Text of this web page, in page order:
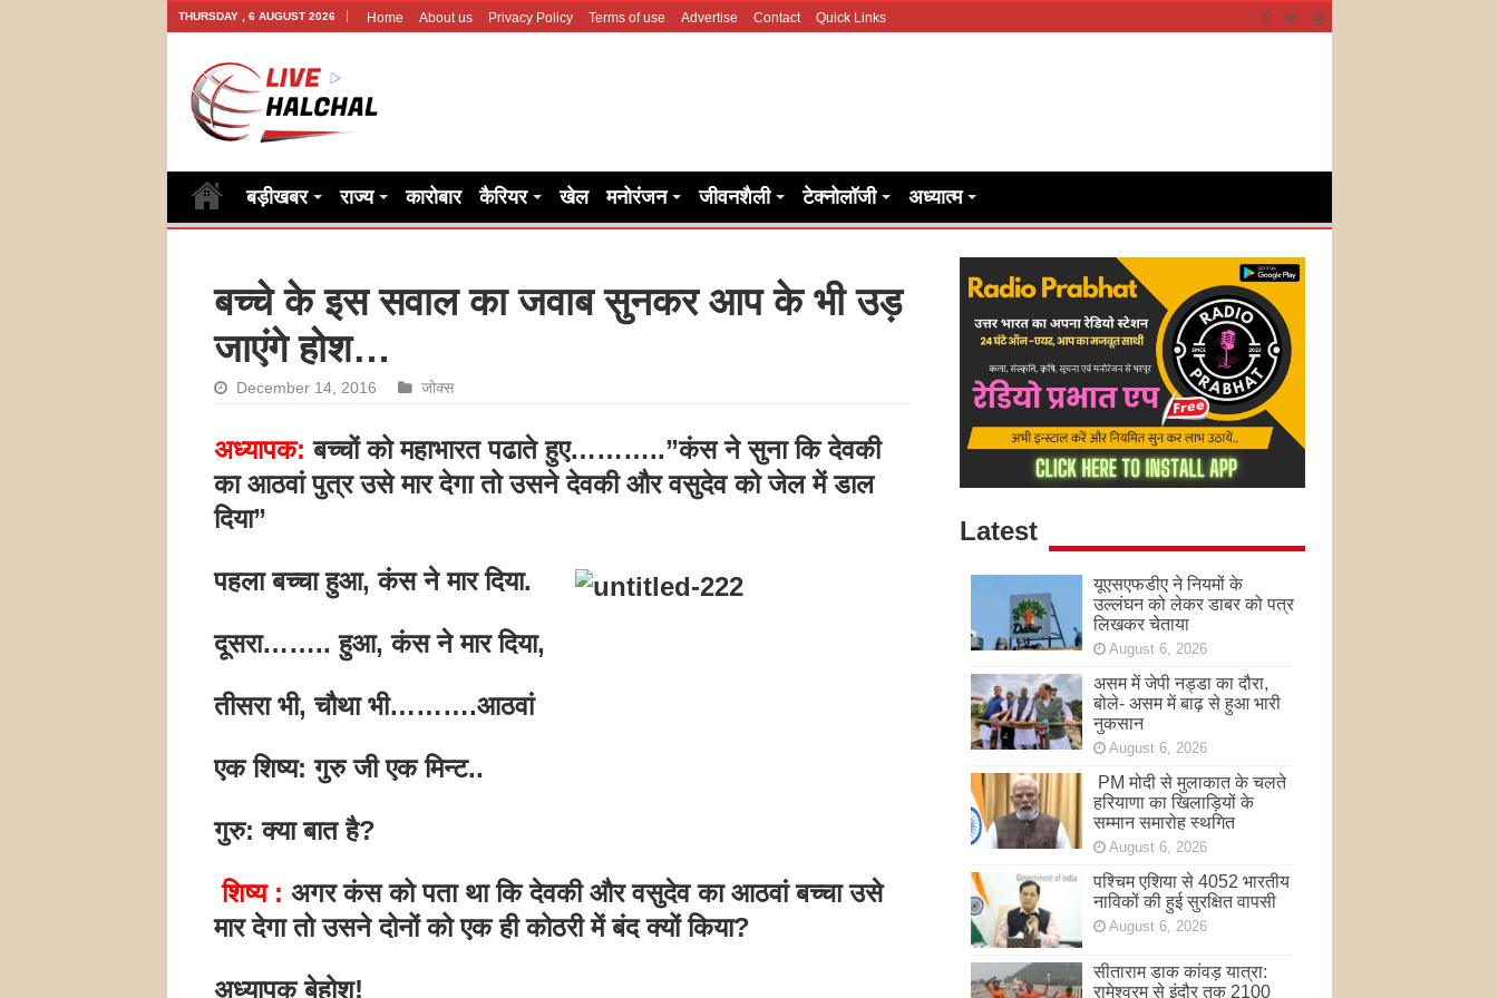
THURSDAY , 6 AUGUST 2026 Home About us Privacy Policy Terms of use Advertise Contact Quick Links
बड़ीखबर राज्य कारोबार कैरियर खेल मनोरंजन जीवनशैली टेक्नोलॉजी अध्यात्म
बच्चे के इस सवाल का जवाब सुनकर आप के भी उड़
जाएंगे होश…
December 14, 2016 जोक्स
अध्यापक: बच्चों को महाभारत पढाते हुए………..”कंस ने सुना कि देवकी
का आठवां पुत्र उसे मार देगा तो उसने देवकी और वसुदेव को जेल में डाल
दिया”
पहला बच्चा हुआ, कंस ने मार दिया.
दूसरा…….. हुआ, कंस ने मार दिया,
तीसरा भी, चौथा भी……….आठवां
एक शिष्य: गुरु जी एक मिन्ट..
गुरु: क्या बात है?
शिष्य : अगर कंस को पता था कि देवकी और वसुदेव का आठवां बच्चा उसे
मार देगा तो उसने दोनों को एक ही कोठरी में बंद क्यों किया?
अध्यापक बेहोश!
Latest
यूएसएफडीए ने नियमों के
उल्लंघन को लेकर डाबर को पत्र
लिखकर चेताया
August 6, 2026
असम में जेपी नड्डा का दौरा,
बोले- असम में बाढ़ से हुआ भारी
नुकसान
August 6, 2026
PM मोदी से मुलाकात के चलते
हरियाणा का खिलाड़ियों के
सम्मान समारोह स्थगित
August 6, 2026
पश्चिम एशिया से 4052 भारतीय
नाविकों की हुई सुरक्षित वापसी
August 6, 2026
सीताराम डाक कांवड़ यात्रा:
रामेश्वरम से इंदौर तक 2100